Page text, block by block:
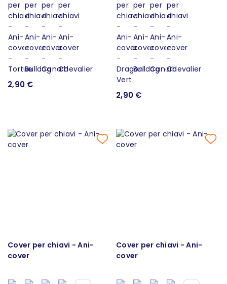
2,90 €
2,90 €
Cover per chiavi - Ani-
cover
Cover per chiavi - Ani-
cover